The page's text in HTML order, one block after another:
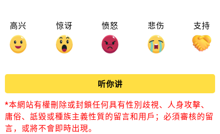
高兴 惊讶 愤怒 悲伤 支持
听你讲
*本網站有權刪除或封鎖任何具有性別歧視、人身攻擊、
庸俗、詆毀或種族主義性質的留言和用戶；必須審核的留
言，或將不會即時出現。